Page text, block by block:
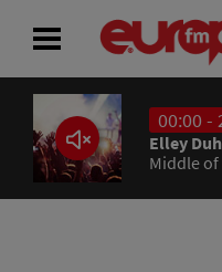
00:00 -
Elley
Middle
ACASĂ
ȘTIRI